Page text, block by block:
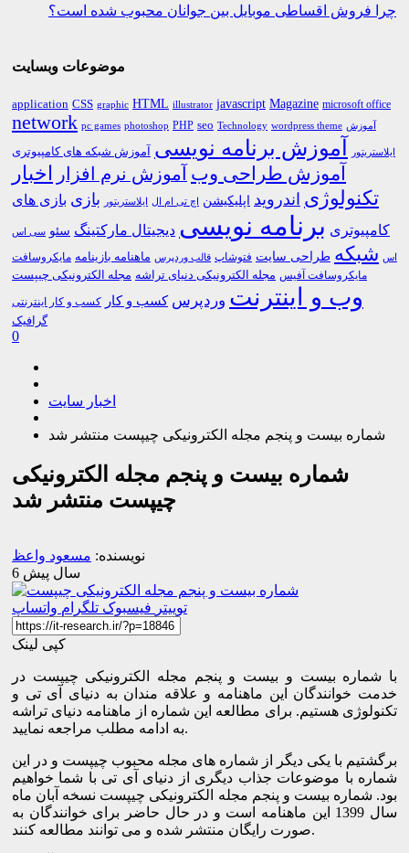
چرا فروش اقساطی موبایل بین جوانان محبوب شده است؟
موضوعات وبسایت
application CSS graphic HTML illustrator javascript Magazine microsoft office
network pc games photoshop PHP seo Technology wordpress theme آموزش
ایلاستریتور آموزش برنامه نویسی آموزش شبکه های کامپیوتری
آموزش طراحی وب آموزش نرم افزار اخبار
تکنولوژی اندروید اپلیکیشن اچ تی ام ال ایلاستریتور بازی بازی های
کامپیوتری برنامه نویسی دیجیتال مارکتینگ سئو سی اس
اس شبکه طراحی سایت فتوشاپ قالب وردپرس ماهنامه بازینامه مایکروسافت
مایکروسافت آفیس مجله الکترونیکی دنیای تراشه مجله الکترونیکی چیپست
وب و اینترنت وردپرس کسب و کار کسب و کار اینترنتی
گرافیک
0
اخبار سایت
شماره بیست و پنجم مجله الکترونیکی چیپست منتشر شد
شماره بیست و پنجم مجله الکترونیکی
چیپست منتشر شد
نویسنده: مسعود واعظ
6 سال پیش
توییتر فیسبوک تلگرام واتساپ
کپی لینک
با شماره بیست و بیست و پنجم مجله الکترونیکی چیپست در
خدمت خوانندگان این ماهنامه و علاقه مندان به دنیای آی تی و
تکنولوژی هستیم. برای مطالعه این شماره از ماهنامه دنیای تراشه
به ادامه مطلب مراجعه نمایید.
برگشتیم با یکی دیگر از شماره های مجله محبوب چیپست و در این
شماره با موضوعات جذاب دیگری از دنیای آی تی با شما خواهیم
بود. شماره بیست و پنجم مجله الکترونیکی چیپست نسخه آبان ماه
سال 1399 این ماهنامه است و در حال حاضر برای خوانندگان به
صورت رایگان منتشر شده و می توانند مطالعه کنند.